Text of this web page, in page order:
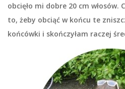
obcięło mi dobre 20 cm włosów.
to, żeby obciąć w końcu te
końcówki i skończyłam raczej